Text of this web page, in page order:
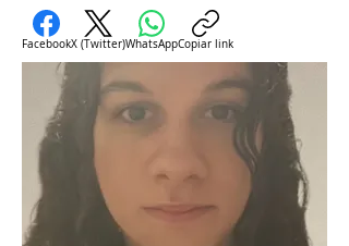
FacebookX (Twitter)WhatsAppCopiar link